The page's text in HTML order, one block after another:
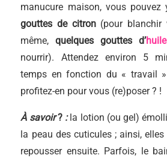
manucure maison, vous pouvez
gouttes de citron(pour blanchir
même,quelques gouttes d’
nourrir). Attendez environ 5
temps en fonction du « travail
profitez-en pour vous (re)poser ?️ !
À savoir?: la lotion (ou gel)
la peau des cuticules ; ainsi,
repousser ensuite. Parfois, le